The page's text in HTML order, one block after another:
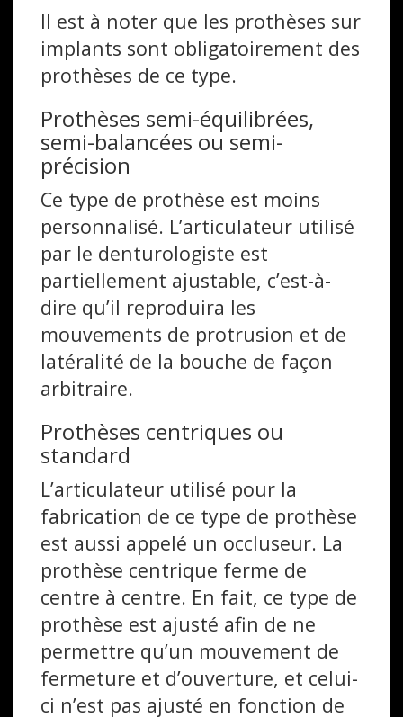
Il est à noter que les prothèses sur
implants sont obligatoirement des
prothèses de ce type.
Prothèses semi-équilibrées,
semi-balancées ou semi-
précision
Ce type de prothèse est moins
personnalisé. L’articulateur utilisé
par le denturologiste est
partiellement ajustable, c’est-à-
dire qu’il reproduira les
mouvements de protrusion et de
latéralité de la bouche de façon
arbitraire.
Prothèses centriques ou
standard
L’articulateur utilisé pour la
fabrication de ce type de prothèse
est aussi appelé un occluseur. La
prothèse centrique ferme de
centre à centre. En fait, ce type de
prothèse est ajusté afin de ne
permettre qu’un mouvement de
fermeture et d’ouverture, et celui-
ci n’est pas ajusté en fonction de